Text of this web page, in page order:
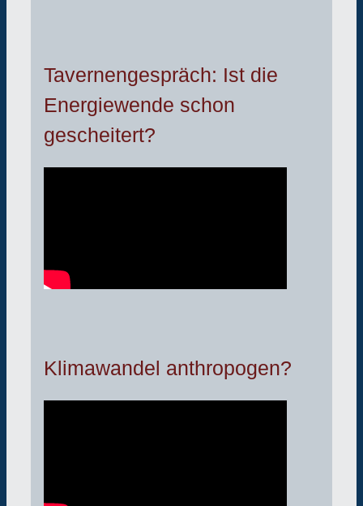
Tavernengespräch: Ist die
Energiewende schon
gescheitert?
Klimawandel anthropogen?